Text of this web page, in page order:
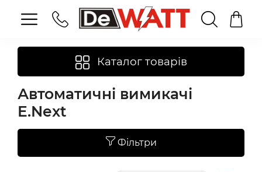
Каталог товарів
Автоматичні вимикачі
E.Next
Фільтри